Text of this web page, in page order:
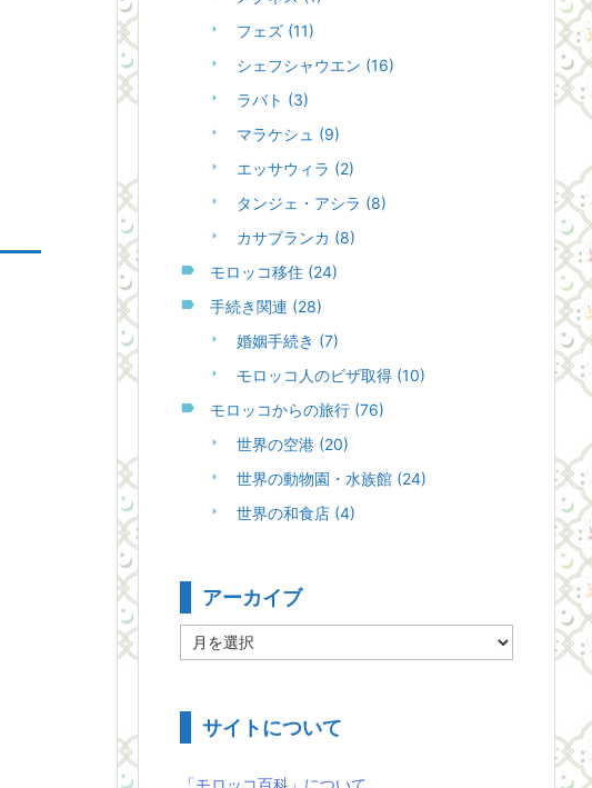
フェズ (11)
シェフシャウエン (16)
ラバト (3)
マラケシュ (9)
エッサウィラ (2)
タンジェ・アシラ (8)
カサブランカ (8)
モロッコ移住 (24)
手続き関連 (28)
婚姻手続き (7)
モロッコ人のビザ取得 (10)
モロッコからの旅行 (76)
世界の空港 (20)
世界の動物園・水族館 (24)
世界の和食店 (4)
アーカイブ
ー
サイトについて
「モロッコ百科」について